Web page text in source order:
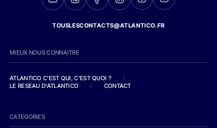
TOUSLESCONTACTS@ATLANTICO.FR
MIEUX NOUS CONNAITRE
ATLANTICO C'EST QUI, C'EST QUOI ?
/
LE RESEAU D'ATLANTICO
/ CONTACT
CATEGORIES